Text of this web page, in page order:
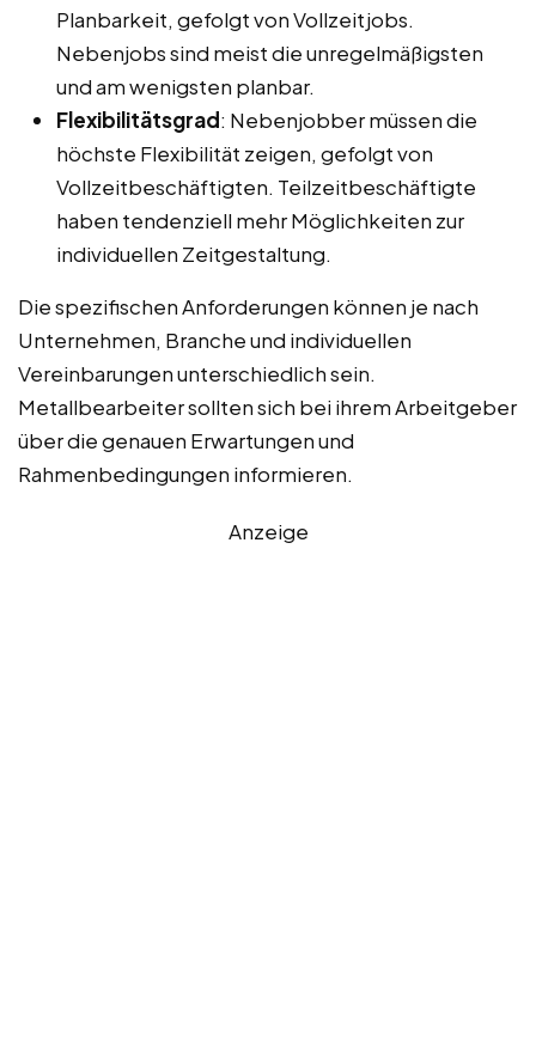
Planbarkeit, gefolgt von Vollzeitjobs.
Nebenjobs sind meist die unregelmäßigsten
und am wenigsten planbar.
Flexibilitätsgrad: Nebenjobber müssen die
höchste Flexibilität zeigen, gefolgt von
Vollzeitbeschäftigten. Teilzeitbeschäftigte
haben tendenziell mehr Möglichkeiten zur
individuellen Zeitgestaltung.
Die spezifischen Anforderungen können je nach
Unternehmen, Branche und individuellen
Vereinbarungen unterschiedlich sein.
Metallbearbeiter sollten sich bei ihrem Arbeitgeber
über die genauen Erwartungen und
Rahmenbedingungen informieren.
Anzeige